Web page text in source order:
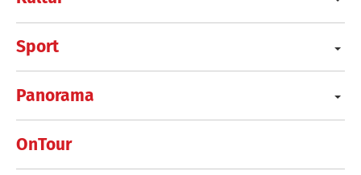
Sport
Panorama
OnTour